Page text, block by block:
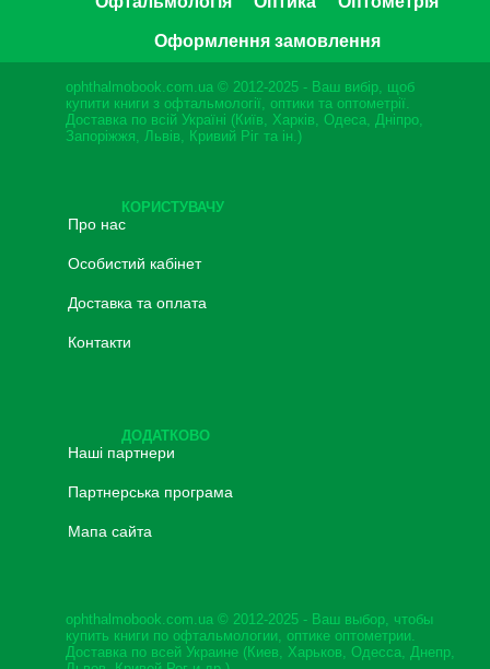
Оформлення замовлення
ophthalmobook.com.ua © 2012-2025 - Ваш вибір, щоб
купити книги з офтальмології, оптики та оптометрії.
Доставка по всій Україні (Київ, Харків, Одеса, Дніпро,
Запоріжжя, Львів, Кривий Ріг та ін.)
КОРИСТУВАЧУ
Про нас
Особистий кабінет
Доставка та оплата
Контакти
ДОДАТКОВО
Наші партнери
Партнерська програма
Мапа сайта
ophthalmobook.com.ua © 2012-2025 - Ваш выбор, чтобы
купить книги по офтальмологии, оптике оптометрии.
Доставка по всей Украине (Киев, Харьков, Одесса, Днепр,